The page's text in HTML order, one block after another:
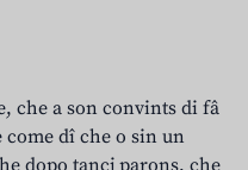
che a son convints di fâ
dî che o sin un